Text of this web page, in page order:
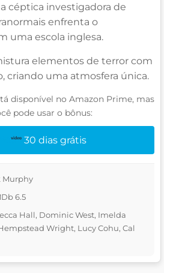
céptica investigadora de
enfrenta o
uma escola inglesa.
elementos de terror com
criando uma atmosfera única.
disponível no Amazon Prime, mas
pode usar o bônus:
30 dias grátis
Murphy
6.5
Hall, Dominic West, Imelda
Wright, Lucy Cohu, Cal